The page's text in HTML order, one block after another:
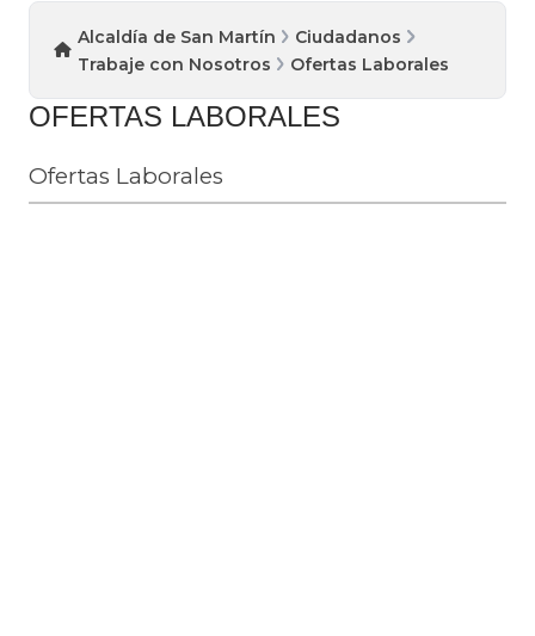
Alcaldía de San Martín
Ciudadanos
Trabaje con Nosotros
Ofertas Laborales
OFERTAS LABORALES
Ofertas Laborales